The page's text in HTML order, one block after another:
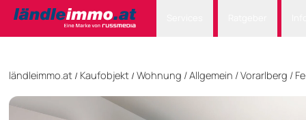
ländleimmo.at / Kaufobjekt / Wohnung /Allgemein /Vorarlberg /